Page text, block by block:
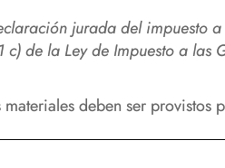
jurada del impuesto
c) de la Ley de Impuesto a las
materiales deben ser provistos